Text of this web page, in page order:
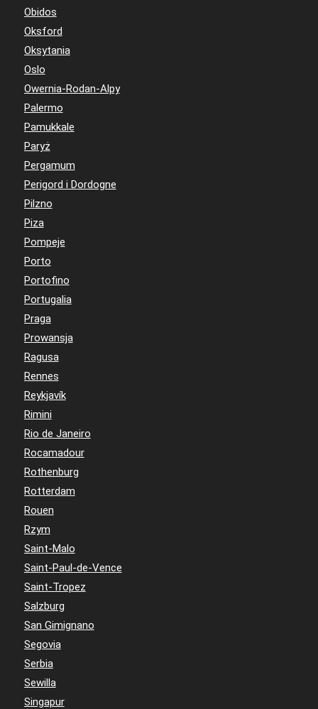
Obidos
Oksford
Oksytania
Oslo
Owernia-Rodan-Alpy
Palermo
Pamukkale
Paryż
Pergamum
Perigord i Dordogne
Pilzno
Piza
Pompeje
Porto
Portofino
Portugalia
Praga
Prowansja
Ragusa
Rennes
Reykjavík
Rimini
Rio de Janeiro
Rocamadour
Rothenburg
Rotterdam
Rouen
Rzym
Saint-Malo
Saint-Paul-de-Vence
Saint-Tropez
Salzburg
San Gimignano
Segovia
Serbia
Sewilla
Singapur